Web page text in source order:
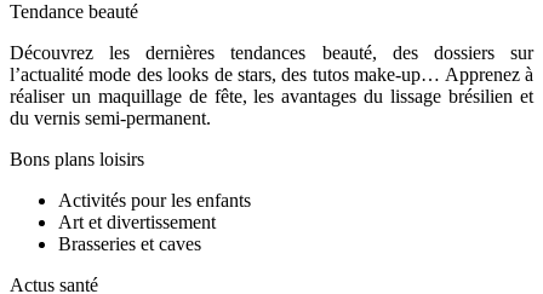
Tendance beauté
Découvrez les dernières tendances beauté, des dossiers sur
l’actualité mode des looks de stars, des tutos make-up… Apprenez à
réaliser un maquillage de fête, les avantages du lissage brésilien et
du vernis semi-permanent.
Bons plans loisirs
Activités pour les enfants
Art et divertissement
Brasseries et caves
Actus santé